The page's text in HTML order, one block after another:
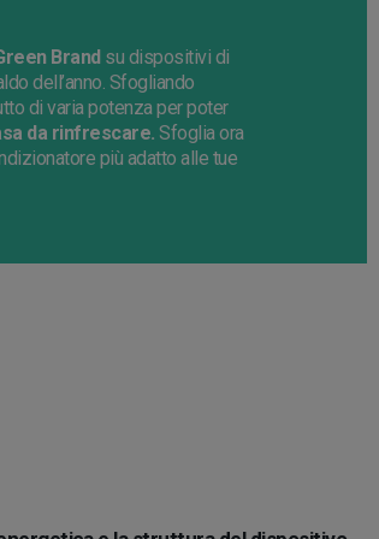
Brand su dispositivi di
dell’anno. Sfogliando
di varia potenza per poter
da rinfrescare. Sfoglia ora
più adatto alle tue